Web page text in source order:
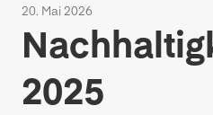
20. Mai 2026
2025